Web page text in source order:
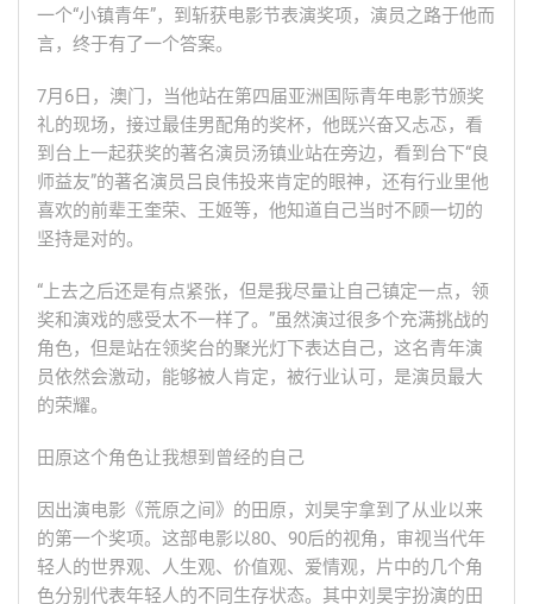
一个“小镇青年”，到斩获电影节表演奖项，演员之路于他而
言，终于有了一个答案。
7月6日，澳门，当他站在第四届亚洲国际青年电影节颁奖
礼的现场，接过最佳男配角的奖杯，他既兴奋又忐忑，看
到台上一起获奖的著名演员汤镇业站在旁边，看到台下“良
师益友”的著名演员吕良伟投来肯定的眼神，还有行业里他
喜欢的前辈王奎荣、王姬等，他知道自己当时不顾一切的
坚持是对的。
“上去之后还是有点紧张，但是我尽量让自己镇定一点，领
奖和演戏的感受太不一样了。”虽然演过很多个充满挑战的
角色，但是站在领奖台的聚光灯下表达自己，这名青年演
员依然会激动，能够被人肯定，被行业认可，是演员最大
的荣耀。
田原这个角色让我想到曾经的自己
因出演电影《荒原之间》的田原，刘昊宇拿到了从业以来
的第一个奖项。这部电影以80、90后的视角，审视当代年
轻人的世界观、人生观、价值观、爱情观，片中的几个角
色分别代表年轻人的不同生存状态。其中刘昊宇扮演的田